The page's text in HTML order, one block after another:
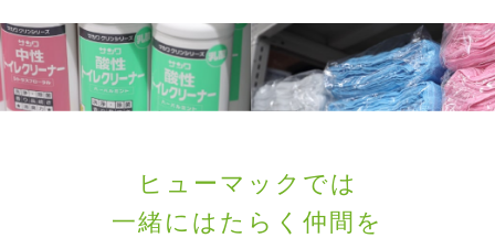
ヒューマックでは
一緒にはたらく 仲間を